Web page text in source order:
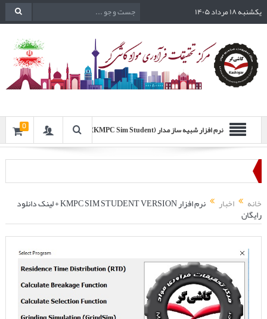
یکشنبه ۱۸ مرداد ۱۴۰۵
نرم افزار شبیه ساز مدار (KMPC Sim Student) 0
خانه اخبار نرم افزار KMPC SIM STUDENT VERSION + لینک دانلود
رایگان